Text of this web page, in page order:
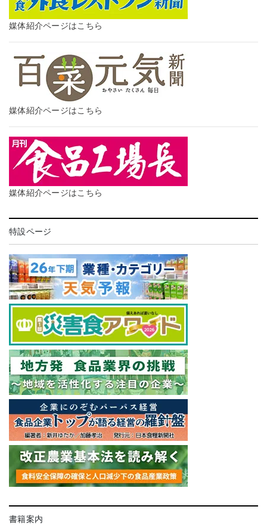
媒体紹介ページはこちら
媒体紹介ページはこちら
媒体紹介ページはこちら
特設ページ
書籍案内